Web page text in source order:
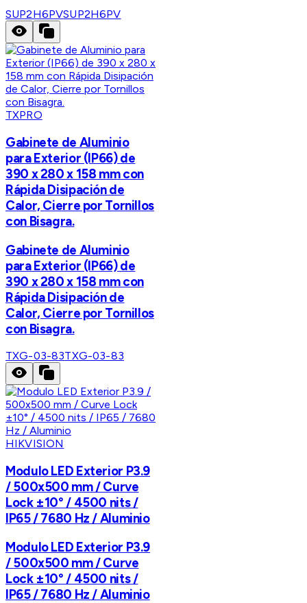
SUP2H6PVSUP2H6PV
TXPRO
Gabinete de Aluminio
para Exterior (IP66) de
390 x 280 x 158 mm con
Rápida Disipación de
Calor, Cierre por Tornillos
con Bisagra.
Gabinete de Aluminio
para Exterior (IP66) de
390 x 280 x 158 mm con
Rápida Disipación de
Calor, Cierre por Tornillos
con Bisagra.
TXG-03-83TXG-03-83
HIKVISION
Modulo LED Exterior P3.9
/ 500x500 mm / Curve
Lock ±10° / 4500 nits /
IP65 / 7680 Hz / Aluminio
Modulo LED Exterior P3.9
/ 500x500 mm / Curve
Lock ±10° / 4500 nits /
IP65 / 7680 Hz / Aluminio